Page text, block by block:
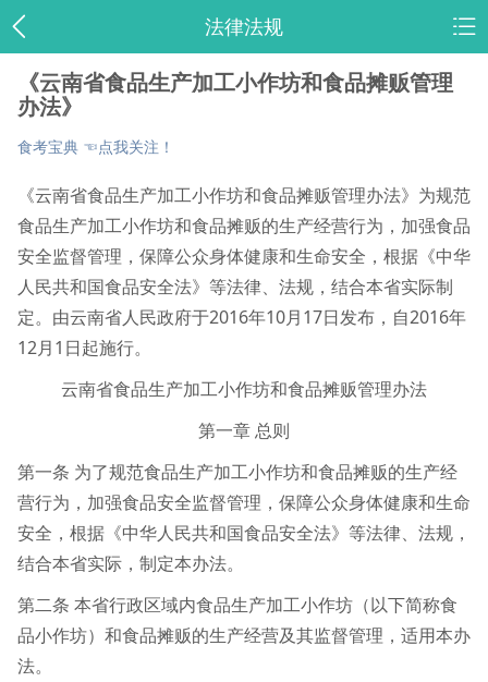
法律法规
《云南省食品生产加工小作坊和食品摊贩管理
办法》
食考宝典 ☜点我关注！
《云南省食品生产加工小作坊和食品摊贩管理办法》为规范
食品生产加工小作坊和食品摊贩的生产经营行为，加强食品
安全监督管理，保障公众身体健康和生命安全，根据《中华
人民共和国食品安全法》等法律、法规，结合本省实际制
定。由云南省人民政府于2016年10月17日发布，自2016年
12月1日起施行。
云南省食品生产加工小作坊和食品摊贩管理办法
第一章 总则
第一条 为了规范食品生产加工小作坊和食品摊贩的生产经
营行为，加强食品安全监督管理，保障公众身体健康和生命
安全，根据《中华人民共和国食品安全法》等法律、法规，
结合本省实际，制定本办法。
第二条 本省行政区域内食品生产加工小作坊（以下简称食
品小作坊）和食品摊贩的生产经营及其监督管理，适用本办
法。